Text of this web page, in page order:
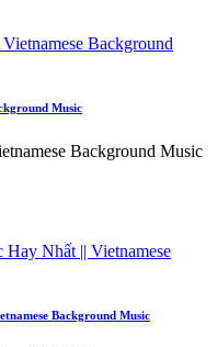
Music
Background Music
Background Music